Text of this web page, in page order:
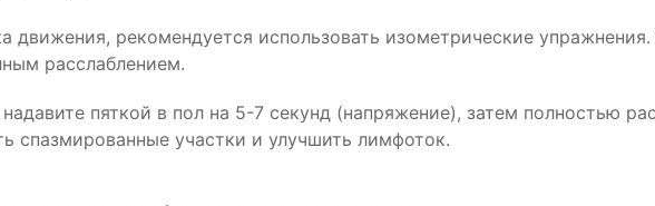
движения, рекомендуется использовать изометрические
расслаблением.
пяткой в пол на 5-7 секунд (напряжение), затем полностью
спазмированные участки и улучшить лимфоток.